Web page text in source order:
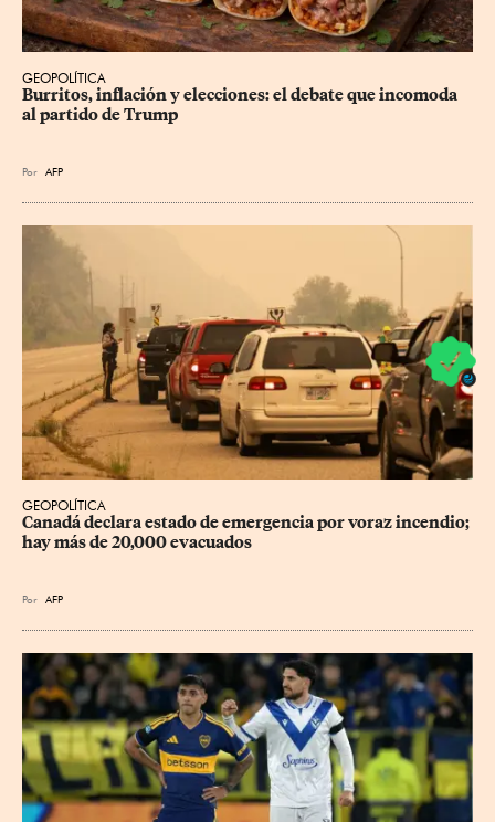
GEOPOLÍTICA
Burritos, inflación y elecciones: el debate que incomoda
al partido de Trump
Por AFP
GEOPOLÍTICA
Canadá declara estado de emergencia por voraz incendio;
hay más de 20,000 evacuados
Por AFP